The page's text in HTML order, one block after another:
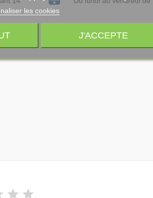
les cookies
J'ACCEPTE